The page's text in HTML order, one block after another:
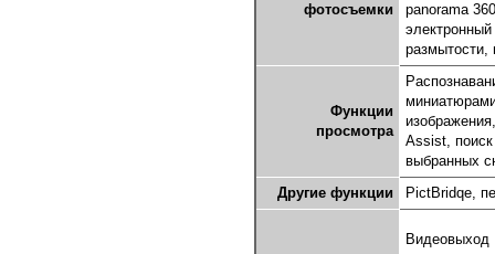
фотосъемки
panorama
размытости,
Функции
просмотра
Assist,
выбранных
Другие функции
PictBridqe,
Видеовыход